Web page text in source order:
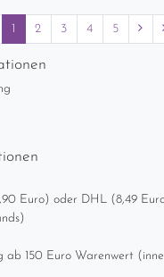
1 2 3 4 5
Euro) oder DHL (8,49
ab 150 Euro Warenwert